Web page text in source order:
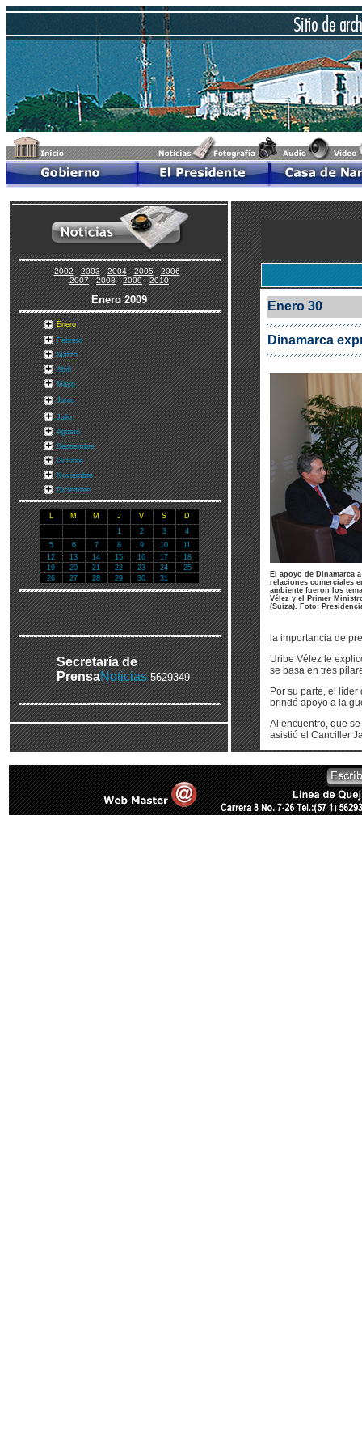
2002-2003-2004-2005-2006-
2007-2008-2009-2010
Enero2009
Enero
Febrero
Marzo
Abril
Mayo
Junio
Julio
Agosto
Septiembre
Octubre
Noviembre
Diciembre
L M M J V S
D
1
2 3
4
5
6 7 8 9 10
11
12
13 14 15 16 17
18
19
20 21 22 23 24
25
26
27 28 29 30 31
Secretaría de
PrensaNoticias 5629349
Enero 30
Dinamarca
El apoyo de Dinamarca
relaciones comerciales
ambiente fueron los
Vélez y el Primer
(Suiza). Foto:
la importancia de
Uribe Vélez le
se basa en tres
Por su parte, el
brindó apoyo a la
Al encuentro, que
asistió el Canciller